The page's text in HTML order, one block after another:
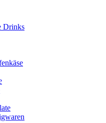
Drinks